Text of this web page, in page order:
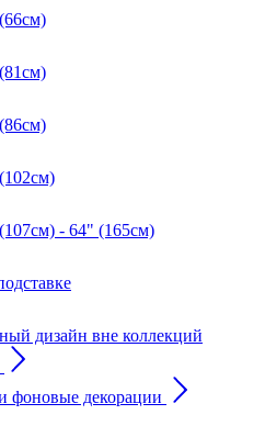
- 64" (165см)
дизайн вне коллекций
фоновые декорации